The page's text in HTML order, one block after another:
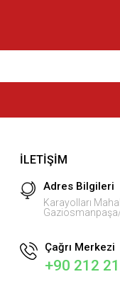
İLETIŞIM
Adres Bilgileri
Karayolları
Çağrı Merkezi
+90 212